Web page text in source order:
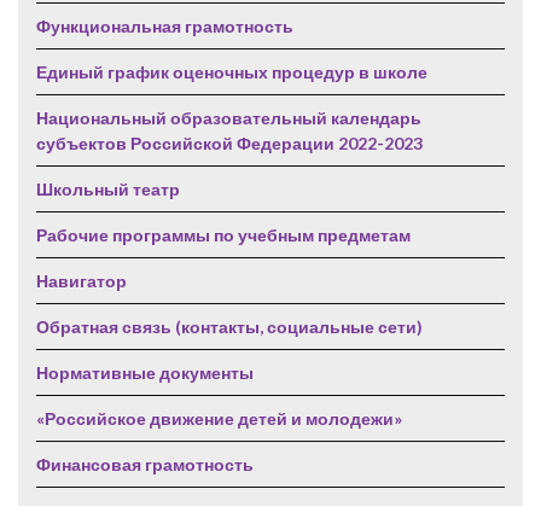
Функциональная грамотность
Единый график оценочных процедур в школе
Национальный образовательный календарь
субъектов Российской Федерации 2022-2023
Школьный театр
Рабочие программы по учебным предметам
Навигатор
Обратная связь (контакты, социальные сети)
Нормативные документы
«Российское движение детей и молодежи»
Финансовая грамотность